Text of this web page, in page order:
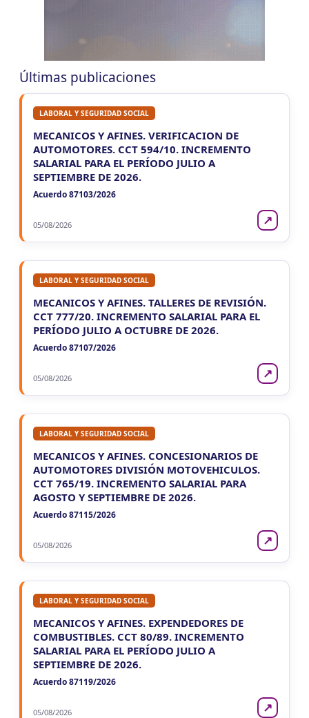
LA RIOJA
CUIT 0-1-2-3-4-…
JUE
6 Agentes Retencion La Rioja
CUIT 0-1-2-3-4-…
NACIONAL
VIE
7 NACIONAL
Agentes SIRCAR 2a Quinc
7
CUIT 7-8-…
Últimas publicaciones
LABORAL Y SEGURIDAD SOCIAL
MECANICOS Y AFINES. VERIFICACION DE
AUTOMOTORES. CCT 594/10. INCREMENTO
SALARIAL PARA EL PERÍODO JULIO A
SEPTIEMBRE DE 2026.
Acuerdo 87103/2026
05/08/2026 ↗
LABORAL Y SEGURIDAD SOCIAL
MECANICOS Y AFINES. TALLERES DE REVISIÓN.
CCT 777/20. INCREMENTO SALARIAL PARA EL
PERÍODO JULIO A OCTUBRE DE 2026.
Acuerdo 87107/2026
05/08/2026 ↗
LABORAL Y SEGURIDAD SOCIAL
MECANICOS Y AFINES. CONCESIONARIOS DE
AUTOMOTORES DIVISIÓN MOTOVEHICULOS.
CCT 765/19. INCREMENTO SALARIAL PARA
AGOSTO Y SEPTIEMBRE DE 2026.
Acuerdo 87115/2026
05/08/2026 ↗
LABORAL Y SEGURIDAD SOCIAL
MECANICOS Y AFINES. EXPENDEDORES DE
COMBUSTIBLES. CCT 80/89. INCREMENTO
SALARIAL PARA EL PERÍODO JULIO A
SEPTIEMBRE DE 2026.
Acuerdo 87119/2026
05/08/2026 ↗